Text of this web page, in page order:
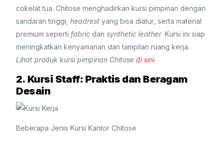
cokelat tua. Chitose menghadirkan kursi pimpinan dengan
sandaran tinggi,headrest yang bisa diatur, serta material
premium seperti fabric dansynthetic leather. Kursi ini siap
meningkatkan kenyamanan dan tampilan ruang kerja.
Lihat produk kursi pimpinan Chitosedi sini
2. Kursi Staff: Praktis dan Beragam
Desain
Beberapa Jenis Kursi Kantor Chitose